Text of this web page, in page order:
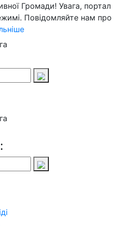
Громади! Увага, портал
Повідомляйте нам про